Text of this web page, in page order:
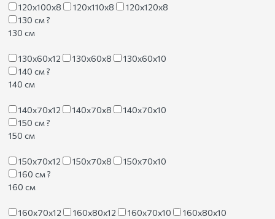
120х100х8
120х110х8
120х120х8
130 см?
130 см
130х60х12 130х60х8
130х60х10
140 см?
140 см
140х70х12 140х70х8
140х70х10
150 см?
150 см
150х70х12 150х70х8
150х70х10
160 см?
160 см
160х70х12 160х80х12 160х70х10
160х80х10